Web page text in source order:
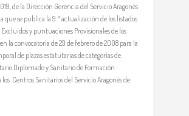
de la Dirección Gerencia del Servicio Aragonés
que se publica la 9.ª actualización de los listados
y puntuaciones Provisionales de los
la convocatoria de 29 de febrero de 2008 para la
de plazas estatutarias de categorías de
Diplomado y Sanitario de Formación
los Centros Sanitarios del Servicio Aragonés de